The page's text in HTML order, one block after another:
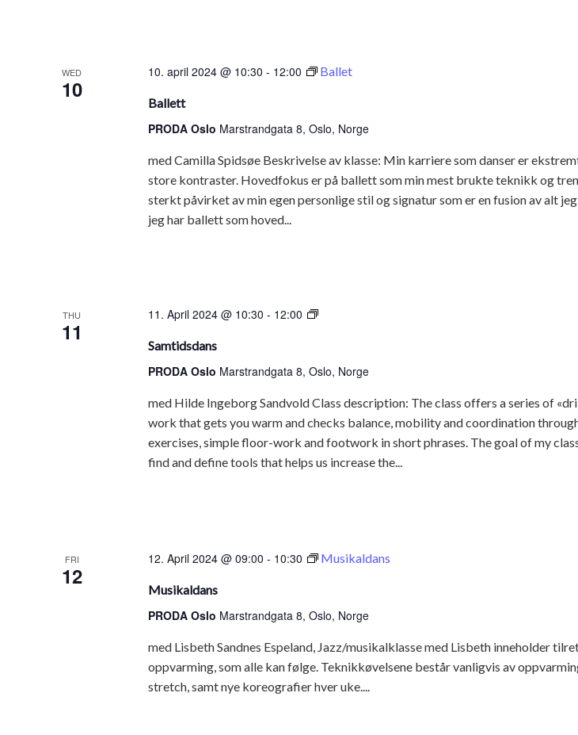
WED
10
10. april 2024 @ 10:30 - 12:00 Ballet
Ballett
PRODA Oslo Marstrandgata 8, Oslo, Norge
med Camilla Spidsøe Beskrivelse av klasse: Min karriere som danser er
store kontraster. Hovedfokus er på ballett som min mest brukte teknikk og
sterkt påvirket av min egen personlige stil og signatur som er en fusion av alt
jeg har ballett som hoved...
THU
11
11. April 2024 @ 10:30 - 12:00 Samtidsdans
Samtidsdans
PRODA Oslo Marstrandgata 8, Oslo, Norge
med Hilde Ingeborg Sandvold Class description: The class offers a series of
work that gets you warm and checks balance, mobility and coordination
exercises, simple floor-work and footwork in short phrases. The goal of my
find and define tools that helps us increase the...
FRI
12
12. April 2024 @ 09:00 - 10:30 Musikaldans
Musikaldans
PRODA Oslo Marstrandgata 8, Oslo, Norge
med Lisbeth Sandnes Espeland, Jazz/musikalklasse med Lisbeth inneholder
oppvarming, som alle kan følge. Teknikkøvelsene består vanligvis av
stretch, samt nye koreografier hver uke....